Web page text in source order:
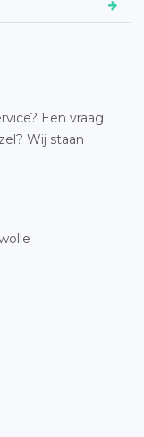
Een vraag
Wij staan